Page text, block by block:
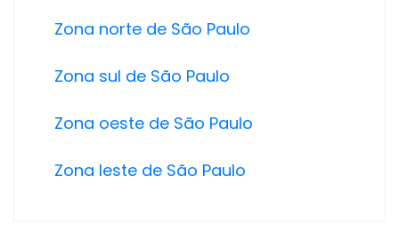
Zona norte de São Paulo
Zona sul de São Paulo
Zona oeste de São Paulo
Zona leste de São Paulo